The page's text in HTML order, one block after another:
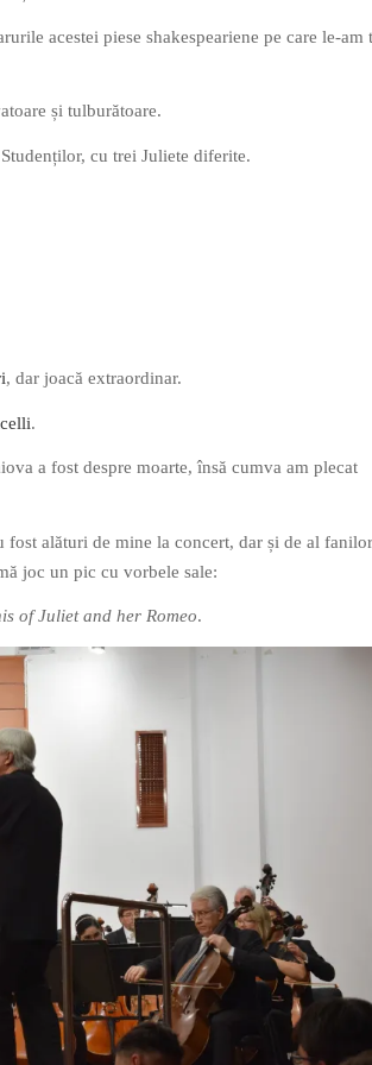
acestei piese shakespeariene pe care le-am
și tulburătoare.
cu trei Juliete diferite.
, dar joacă extraordinar.
.
a fost despre moarte, însă cumva am plecat
fost alături de mine la concert, dar și de al fanilor
joc un pic cu vorbele sale:
of Juliet and her Romeo.